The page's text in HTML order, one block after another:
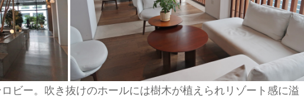
ビー。吹き抜けのホールには樹木が植えられリゾート感に溢